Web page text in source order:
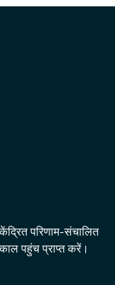
परिणाम-संचालित
पहुंच प्राप्त करें।